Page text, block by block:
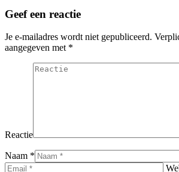
Geef een reactie
Je e-mailadres wordt niet gepubliceerd.
aangegeven met *
Reactie
Naam *